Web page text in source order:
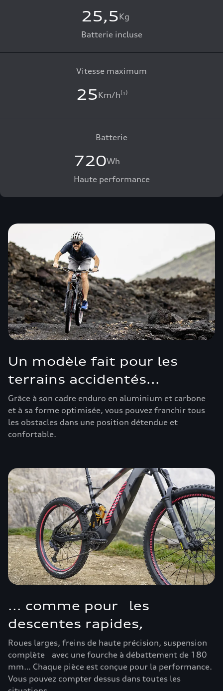
25,5Kg
Batterie incluse
Vitesse maximum
25Km/h⁽¹⁾
Batterie
720Wh
Haute performance
Un modèle fait pour les
terrains accidentés...
Grâce à son cadre enduro en aluminium et carbone
et à sa forme optimisée, vous pouvez franchir tous
les obstacles dans une position détendue et
confortable.
... comme pour les
descentes rapides,
Roues larges, freins de haute précision, suspension
complète avec une fourche à débattement de 180
mm… Chaque pièce est conçue pour la performance.
Vous pouvez compter dessus dans toutes les